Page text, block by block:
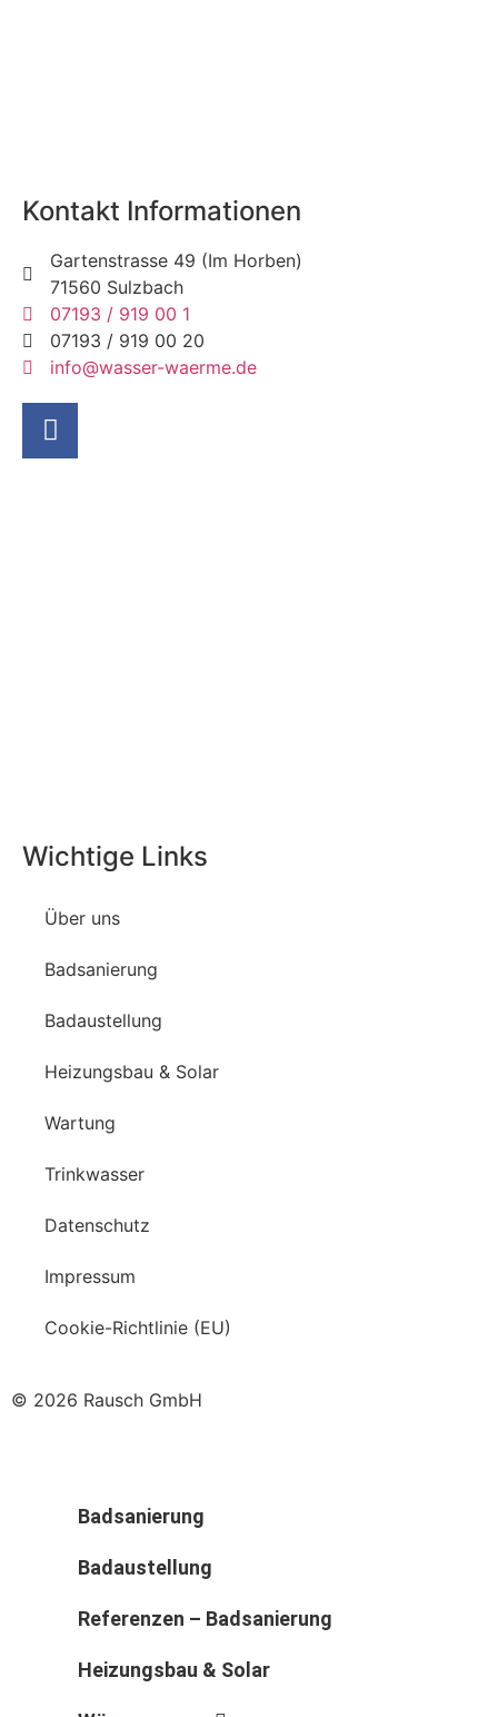
Kontakt Informationen
Gartenstrasse 49 (Im Horben)
71560 Sulzbach
07193 / 919 00 1
07193 / 919 00 20
info@wasser-waerme.de
Wichtige Links
Über uns
Badsanierung
Badaustellung
Heizungsbau & Solar
Wartung
Trinkwasser
Datenschutz
Impressum
Cookie-Richtlinie (EU)
© 2026 Rausch GmbH
Badsanierung
Badaustellung
Referenzen – Badsanierung
Heizungsbau & Solar